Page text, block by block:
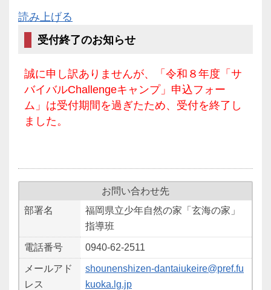
読み上げる
受付終了のお知らせ
誠に申し訳ありませんが、「令和８年度「サ
バイバルChallengeキャンプ」申込フォー
ム」は受付期間を過ぎたため、受付を終了し
ました。
お問い合わせ先
部署名
福岡県立少年自然の家「玄海の家」
指導班
電話番号 0940-62-2511
メールアド
レス
shounenshizen-dantaiukeire@pref.fu
kuoka.lg.jp